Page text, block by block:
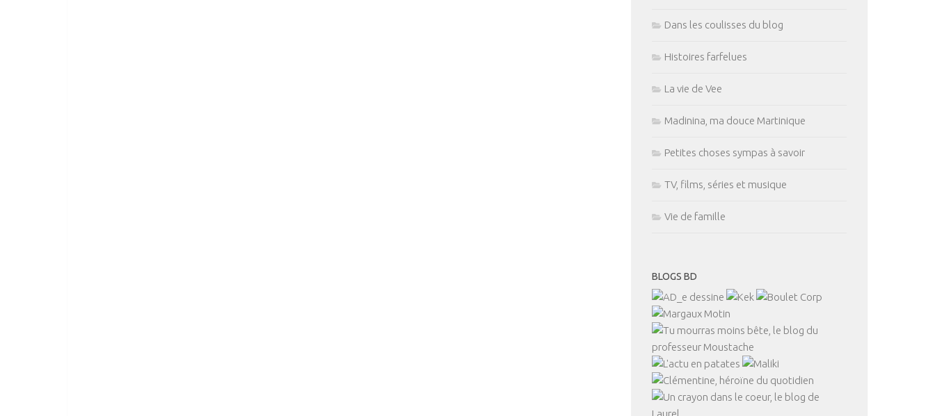
Dans les coulisses du blog
Histoires farfelues
La vie de Vee
Madinina, ma douce Martinique
Petites choses sympas à savoir
TV, films, séries et musique
Vie de famille
BLOGS BD